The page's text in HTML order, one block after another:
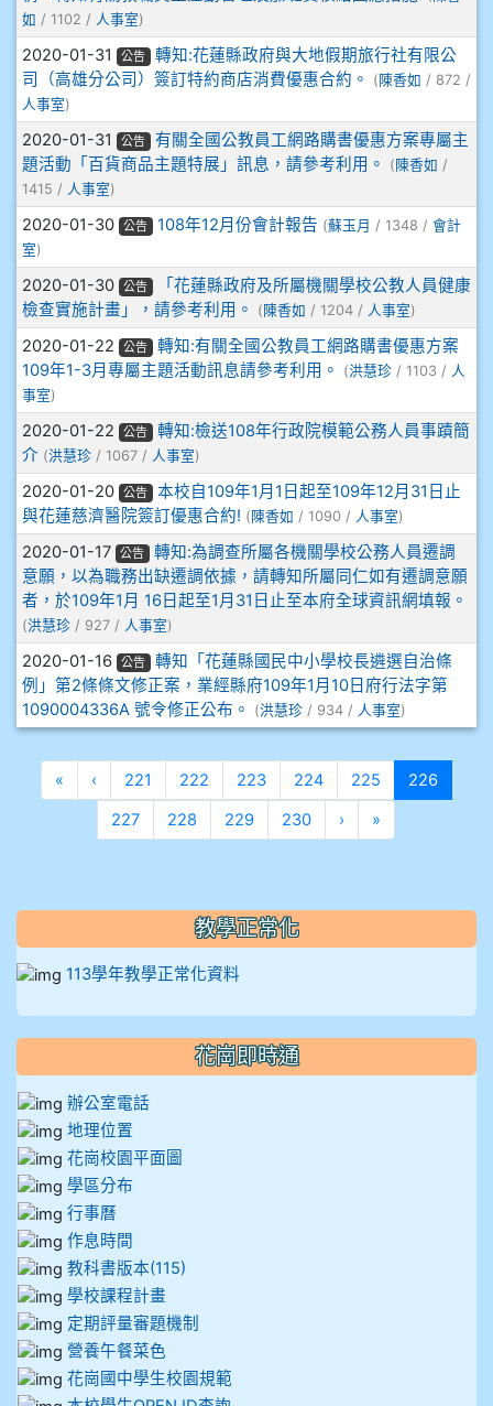
906江彥臻
907張晏寧
908彭主豪
909林柏翰
909林玉楓
909林朝智
910謝尚橙
910呂芃澔
910溫婕伶
911王祉傑
911張 婷
912彭子宸
914王苡澄
如 / 1102 / 人事室)
2020-01-31 公告
轉知:花蓮縣政府與大地假期旅行社有限公
司（高雄分公司）簽訂特約商店消費優惠合約。
(陳香如 / 872 /
人事室)
2020-01-31 公告
有關全國公教員工網路購書優惠方案專屬主
題活動「百貨商品主題特展」訊息，請參考利用。
( 陳香如 /
1415 / 人事室)
2020-01-30 公告 108年12月份會計報告 (蘇玉月 / 1348 / 會計
室)
2020-01-30 公告
「花蓮縣政府及所屬機關學校公教人員健康
檢查實施計畫」，請參考利用。
( 陳香如 / 1204 / 人事室)
2020-01-22 公告
轉知:有關全國公教員工網路購書優惠方案
109年1-3月專屬主題活動訊息請參考利用。
(洪慧珍 / 1103 / 人
事室)
2020-01-22 公告
轉知:檢送108年行政院模範公務人員事蹟簡
介 (洪慧珍 / 1067 / 人事室)
2020-01-20 公告
本校自109年1月1日起至109年12月31日止
與花蓮慈濟醫院簽訂優惠合約! (陳香如 / 1090 / 人事室)
2020-01-17 公告
轉知:為調查所屬各機關學校公務人員遷調
意願，以為職務出缺遷調依據，請轉知所屬同仁如有遷調意願
者，於109年1月 16日起至1月31日止至本府全球資訊網填報。
(洪慧珍 / 927 / 人事室)
2020-01-16 公告
轉知「花蓮縣國民中小學校長遴選自治條
例」第2條條文修正案，業經縣府109年1月10日府行法字第
1090004336A 號令修正公布。
(洪慧珍 / 934 / 人事室)
« 第一頁
‹ 上一頁
221 222 223 224 225 226(目前
227 228 229 230 › 下一頁
»
教學正常化
113學年教學正常化資料
花崗即時通
辦公室電話
地理位置
花崗校園平面圖
學區分布
行事曆
作息時間
教科書版本(115)
學校課程計畫
定期評量審題機制
營養午餐菜色
花崗國中學生校園規範